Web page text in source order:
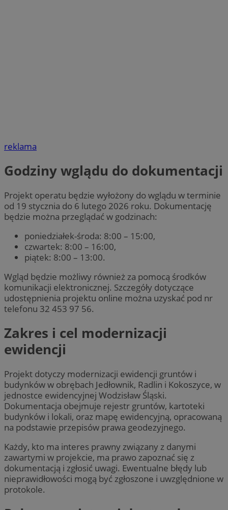
reklama
Godziny wglądu do dokumentacji
Projekt operatu będzie wyłożony do wglądu w terminie
od 19 stycznia do 6 lutego 2026 roku. Dokumentację
będzie można przeglądać w godzinach:
poniedziałek-środa: 8:00 – 15:00,
czwartek: 8:00 – 16:00,
piątek: 8:00 – 13:00.
Wgląd będzie możliwy również za pomocą środków
komunikacji elektronicznej. Szczegóły dotyczące
udostępnienia projektu online można uzyskać pod nr
telefonu 32 453 97 56.
Zakres i cel modernizacji
ewidencji
Projekt dotyczy modernizacji ewidencji gruntów i
budynków w obrębach Jedłownik, Radlin i Kokoszyce, w
jednostce ewidencyjnej Wodzisław Śląski.
Dokumentacja obejmuje rejestr gruntów, kartoteki
budynków i lokali, oraz mapę ewidencyjną, opracowaną
na podstawie przepisów prawa geodezyjnego.
Każdy, kto ma interes prawny związany z danymi
zawartymi w projekcie, ma prawo zapoznać się z
dokumentacją i zgłosić uwagi. Ewentualne błędy lub
nieprawidłowości mogą być zgłoszone i uwzględnione w
protokole.